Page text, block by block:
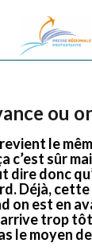
ou
le
c’est sûr
dire donc
Déjà, cette
on est en
arrive trop
le moyen